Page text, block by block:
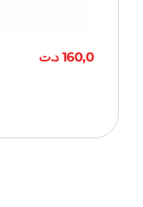
160,0 د.ت